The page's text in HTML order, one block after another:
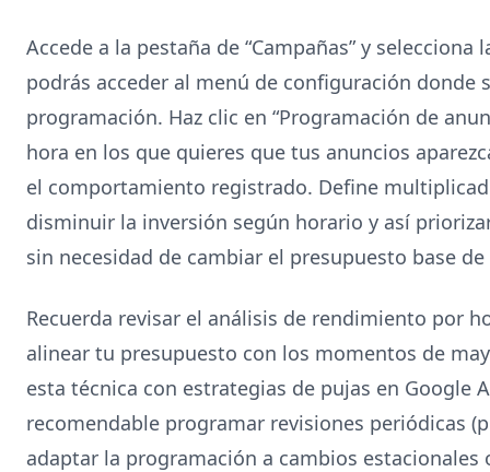
Accede a la pestaña de “Campañas” y
podrás acceder al menú de configuración donde
programación. Haz clic en “Programación de
hora en los que quieres que tus anuncios
el comportamiento registrado. Define
disminuir la inversión según horario y así
sin necesidad de cambiar el presupuesto base
Recuerda revisar el análisis de rendimiento por
alinear tu presupuesto con los momentos de
esta técnica con estrategias de pujas en Google
recomendable programar revisiones periódicas
adaptar la programación a cambios estacionales